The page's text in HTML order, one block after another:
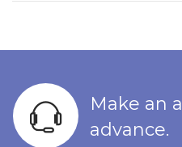
Make an
advance.